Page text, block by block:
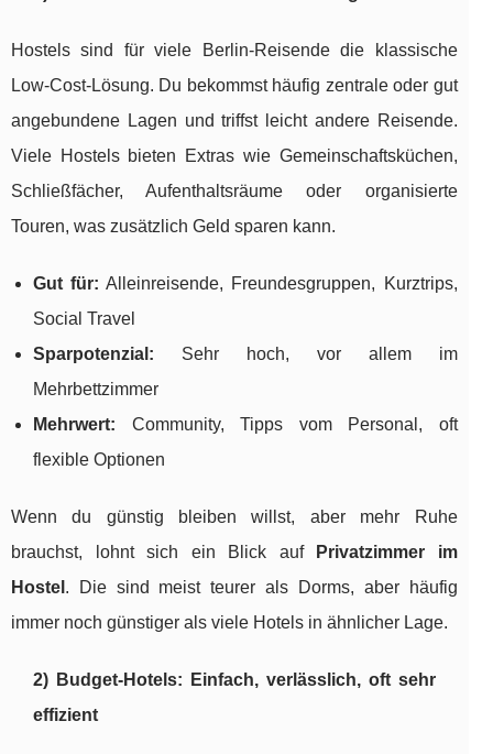
Hostels sind für viele Berlin-Reisende die klassische
Low-Cost-Lösung. Du bekommst häufig zentrale oder gut
angebundene Lagen und triffst leicht andere Reisende.
Viele Hostels bieten Extras wie Gemeinschaftsküchen,
Schließfächer, Aufenthaltsräume oder organisierte
Touren, was zusätzlich Geld sparen kann.
Gut für: Alleinreisende, Freundesgruppen, Kurztrips,
Social Travel
Sparpotenzial: Sehr hoch, vor allem im
Mehrbettzimmer
Mehrwert: Community, Tipps vom Personal, oft
flexible Optionen
Wenn du günstig bleiben willst, aber mehr Ruhe
brauchst, lohnt sich ein Blick auf
Privatzimmer im
Hostel . Die sind meist teurer als Dorms, aber häufig
immer noch günstiger als viele Hotels in ähnlicher Lage.
2) Budget-Hotels: Einfach, verlässlich, oft sehr
effizient